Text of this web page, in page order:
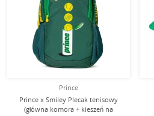
Prince
Prince x Smiley Plecak tenisowy
(główna komora + kieszeń na